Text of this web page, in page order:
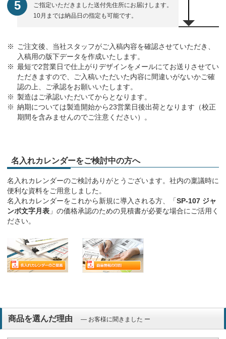
ご指定いただきました送付先住所にお届けします。
10月までは納品日の指定も可能です。
ご注文後、当社スタッフがご入稿内容を確認させていただき、
入稿用の版下データを作成いたします。
最短で2営業日で仕上がりデザインをメールにてお送りさせてい
ただきますので、ご入稿いただいた内容に間違いがないかご確
認の上、ご承認をお願いいたします。
製造はご承認いただいてからとなります。
納期については製造開始から23営業日後出荷となります（校正
期間を含みませんのでご注意ください）。
名入れカレンダーをご検討中の方へ
名入れカレンダーのご検討ありがとうございます。社内の稟議時に
便利な資料をご用意しました。
名入れカレンダーをこれから新規に導入される方、「SP-107 ジャ
ンボ文字月表 」の価格承認のための見積書が必要な場合にご活用く
ださい。
商品を選んだ理由 ― お客様に聞きました ー